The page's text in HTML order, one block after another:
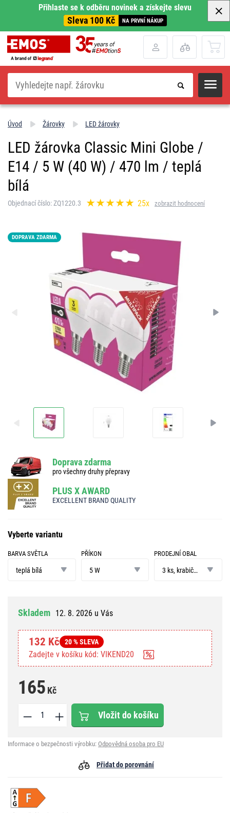
Přihlaste se k odběru novinek a získejte slevu
Sleva 100 Kč NA PRVNÍ NÁKUP
Hledat
Úvod Žárovky LED žárovky
LED žárovka Classic Mini Globe /
E14 / 5 W (40 W) / 470 lm / teplá
bílá
Objednací číslo: ZQ1220.3 25x zobrazit hodnocení
DOPRAVA ZDARMA
Doprava zdarma
pro všechny druhy přepravy
PLUS X AWARD
EXCELLENT BRAND QUALITY
Vyberte variantu
BARVA SVĚTLA
světla
teplá bílá
PŘÍKON
5 W
PRODEJNÍ OBAL
obal
3 ks, krabička
Skladem 12. 8. 2026 u Vás
132 Kč 20 % SLEVA
Zadejte v košíku kód: VIKEND20
165 Kč
Vložit do košíku
Informace o bezpečnosti výrobku: Odpovědná osoba pro EU
Přidat do porovnání